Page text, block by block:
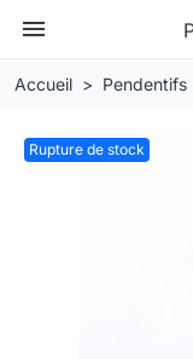
menu
Accueil Pendentifs
Rupture de stock